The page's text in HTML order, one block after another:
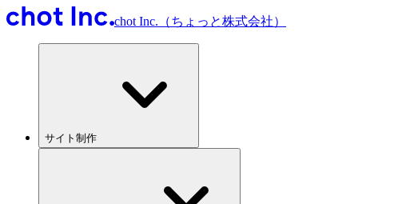
chot Inc.（ちょっと株式会社）
サイト制作